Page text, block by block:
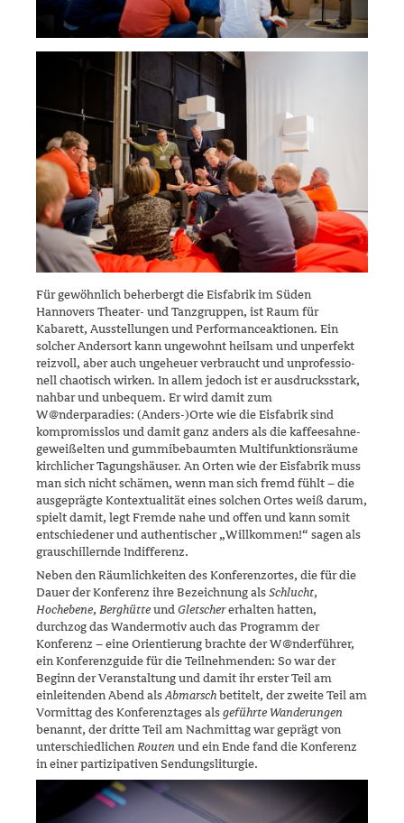
Für gewöhnlich beherbergt die Eisfabrik im Süden
Hannovers Theater- und Tanzgruppen, ist Raum für
Kabarett, Ausstellungen und Perfor­mance­aktionen. Ein
solcher Andersort kann ungewohnt heilsam und un­perfekt
reizvoll, aber auch ungeheuer verbraucht und unprofessio­
nell chaotisch wirken. In allem jedoch ist er ausdrucksstark,
nahbar und un­be­­quem. Er wird damit zum
W@nderparadies: (Anders-)Orte wie die Eisfabrik sind
kompromisslos und damit ganz anders als die kaffee­sahne­
geweißelten und gummibebaumten Multifunktionsräume
kirch­licher Tagungshäuser. An Orten wie der Eisfabrik muss
man sich nicht schä­men, wenn man sich fremd fühlt – die
ausgeprägte Kontextualität eines solchen Ortes weiß darum,
spielt damit, legt Fremde nahe und offen und kann somit
entschiedener und authentischer „Willkommen!“ sagen als
grauschillernde Indifferenz.
Neben den Räumlichkeiten des Konferenzortes, die für die
Dauer der Kon­ferenz ihre Bezeichnung als Schlucht,
Hochebene, Berghütte und Glet­schererhalten hatten,
durchzog das Wandermotiv auch das Programm der
Konferenz – eine Orientierung brachte der W@nderführer,
ein Kon­ferenzguide für die Teilnehmenden: So war der
Beginn der Veranstal­tung und damit ihr erster Teil am
einleitenden Abend alsAbmarsch beti­telt, der zweite Teil am
Vormittag des Konferenztages als geführte Wan­de­rungen
benannt, der dritte Teil am Nachmittag war geprägt von
unter­schiedlichenRouten und ein Ende fand die Konferenz
in einer partizipa­tiven Sendungsliturgie.